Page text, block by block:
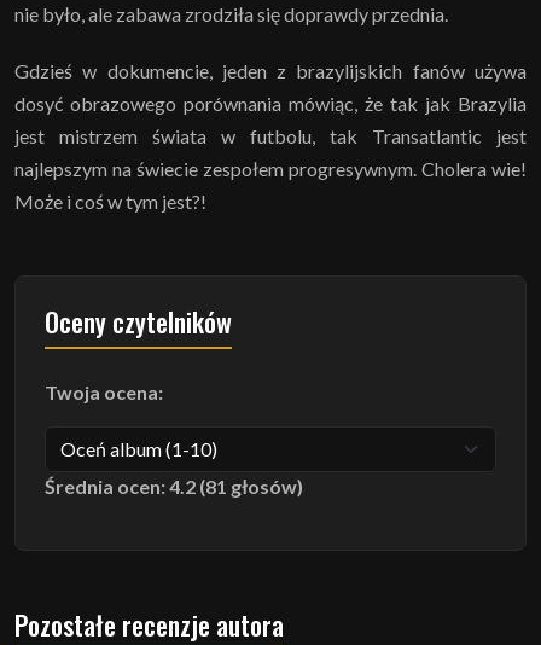
nie było, ale zabawa zrodziła się doprawdy przednia.
Gdzieś w dokumencie, jeden z brazylijskich fanów używa
dosyć obrazowego porównania mówiąc, że tak jak Brazylia
jest mistrzem świata w futbolu, tak Transatlantic jest
najlepszym na świecie zespołem progresywnym. Cholera wie!
Może i coś w tym jest?!
Oceny czytelników
Twoja ocena:
Średnia ocen: 4.2 (81 głosów)
Pozostałe recenzje autora